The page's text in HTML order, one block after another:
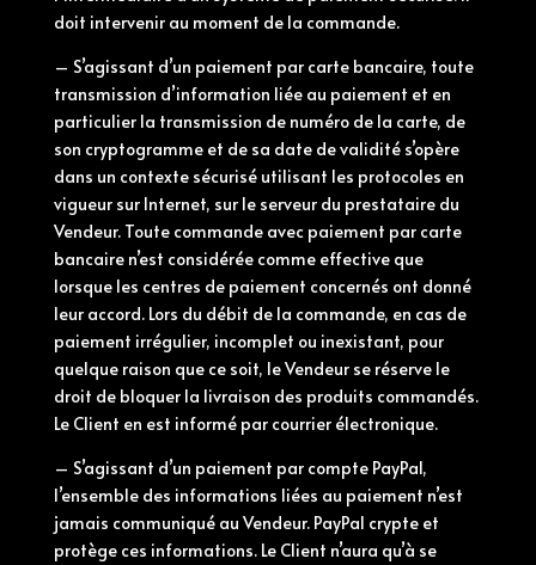
doit intervenir au moment de la commande.
– S’agissant d’un paiement par carte bancaire, toute
transmission d’information liée au paiement et en
particulier la transmission de numéro de la carte, de
son cryptogramme et de sa date de validité s’opère
dans un contexte sécurisé utilisant les protocoles en
vigueur sur Internet, sur le serveur du prestataire du
Vendeur. Toute commande avec paiement par carte
bancaire n’est considérée comme effective que
lorsque les centres de paiement concernés ont donné
leur accord. Lors du débit de la commande, en cas de
paiement irrégulier, incomplet ou inexistant, pour
quelque raison que ce soit, le Vendeur se réserve le
droit de bloquer la livraison des produits commandés.
Le Client en est informé par courrier électronique.
– S’agissant d’un paiement par compte PayPal,
l’ensemble des informations liées au paiement n’est
jamais communiqué au Vendeur. PayPal crypte et
protège ces informations. Le Client n’aura qu’à se